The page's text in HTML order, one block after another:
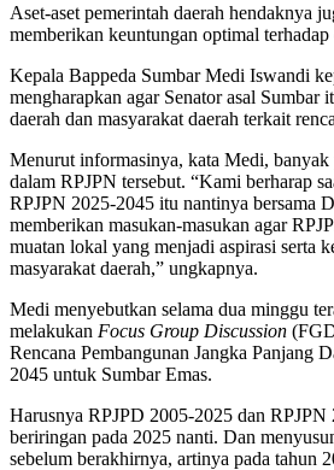
Aset-aset pemerintah daerah hendaknya
memberikan keuntungan optimal terhadap
Kepala Bappeda Sumbar Medi Iswandi
mengharapkan agar Senator asal Sumbar
daerah dan masyarakat daerah terkait
Menurut informasinya, kata Medi,
dalam RPJPN tersebut. “Kami berharap
RPJPN 2025-2045 itu nantinya bersama
memberikan masukan-masukan agar
muatan lokal yang menjadi aspirasi serta
masyarakat daerah,” ungkapnya.
Medi menyebutkan selama dua minggu
melakukan Focus Group Discussion
Rencana Pembangunan Jangka Panjang
2045 untuk Sumbar Emas.
Harusnya RPJPD 2005-2025 dan
beriringan pada 2025 nanti. Dan
sebelum berakhirnya, artinya pada tahun